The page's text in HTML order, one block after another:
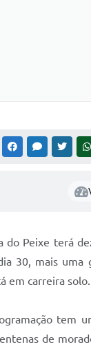
FACEBOOKMESSENGER
do Peixe terá
30, mais uma
em carreira
tem
de